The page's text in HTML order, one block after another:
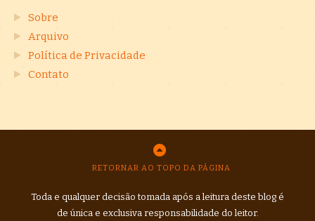
Sobre
Arquivo
Política de Privacidade
Contato
RETORNAR AO TOPO DA PÁGINA
Toda e qualquer decisão tomada após a leitura deste blog é
de única e exclusiva responsabilidade do leitor.